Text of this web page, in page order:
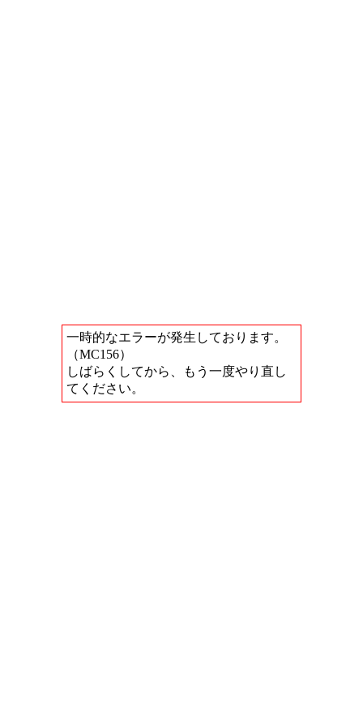
一時的なエラーが発生しております。
（MC156）
しばらくしてから、もう一度やり直し
てください。